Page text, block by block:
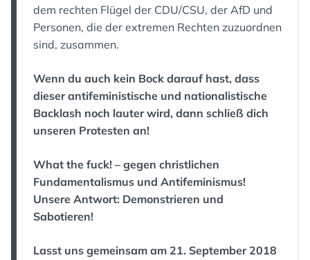
dem rechten Flügel der CDU/CSU, der AfD und
Personen, die der extremen Rechten zuzuordnen
sind, zusammen.
Wenn du auch kein Bock darauf hast, dass
dieser antifeministische und nationalistische
Backlash noch lauter wird, dann schließ dich
unseren Protesten an!
What the fuck! – gegen christlichen
Fundamentalismus und Antifeminismus!
Unsere Antwort: Demonstrieren und
Sabotieren!
Lasst uns gemeinsam am 21. September 2018